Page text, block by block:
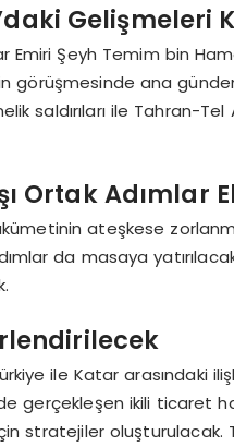
Gelişmeleri
Şeyh Temim bin
görüşmesinde ana
saldırıları ile Tahran-
Ortak Adımlar
ateşkese
da masaya
ile Katar arasındaki
gerçekleşen ikili ticaret
için stratejiler